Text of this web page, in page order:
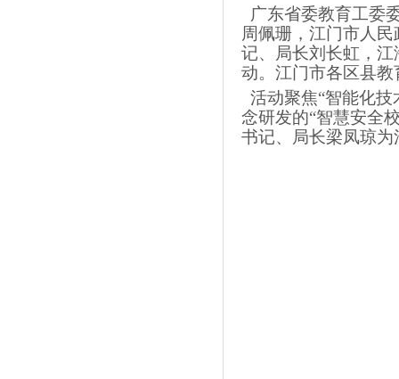
广东省委教育工委
周佩珊，江门市人
记、局长刘长虹，
动。江门市各区县
活动聚焦“智能化
念研发的“智慧安全
书记、局长梁凤琼为